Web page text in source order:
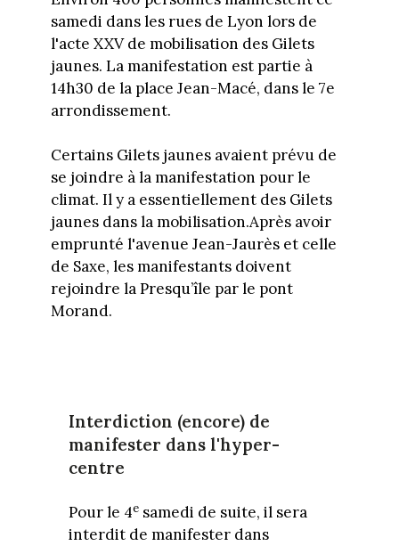
samedi dans les rues de Lyon lors de
l'acte XXV de mobilisation des Gilets
jaunes. La manifestation est partie à
14h30 de la place Jean-Macé, dans le 7e
arrondissement.
Certains Gilets jaunes avaient prévu de
se joindre à la manifestation pour le
climat. Il y a essentiellement des Gilets
jaunes dans la mobilisation.Après avoir
emprunté l'avenue Jean-Jaurès et celle
de Saxe, les manifestants doivent
rejoindre la Presqu’île par le pont
Morand.
Interdiction (encore) de
manifester dans l'hyper-
centre
Pour le 4esamedi de suite, il sera
interdit de manifester dans